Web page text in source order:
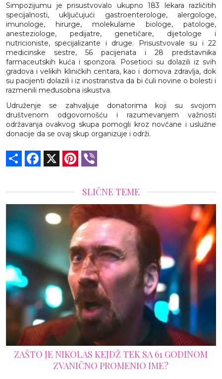
Simpozijumu je prisustvovalo ukupno 183 lekara različitih
specijalnosti, uključujući gastroenterologe, alergologe,
imunologe, hirurge, molekularne biologe, patologe,
anesteziologe, pedijatre, genetičare, dijetologe i
nutricioniste, specijalizante i druge. Prisustvovale su i 22
medicinske sestre, 56 pacijenata i 28 predstavnika
farmaceutskih kuća i sponzora. Posetioci su dolazili iz svih
gradova i velikih kliničkih centara, kao i domova zdravlja, dok
su pacijenti dolazili i iz inostranstva da bi čuli novine o bolesti i
razmenili međusobna iskustva.
Udruženje se zahvaljuje donatorima koji su svojom
društvenom odgovornošću i razumevanjem važnosti
održavanja ovakvog skupa pomogli kroz novčane i uslužne
donacije da se ovaj skup organizuje i održi.
Share Facebook Pinterest
SLIČNE TEME
ZAŠTO JE NIKOLAS KEJDŽ TEK SA 61 GODINOM
ZVANIČNO PROMENIO IME?